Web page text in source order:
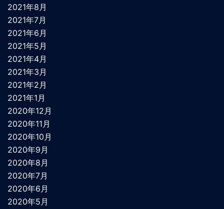
2021年8月
2021年7月
2021年6月
2021年5月
2021年4月
2021年3月
2021年2月
2021年1月
2020年12月
2020年11月
2020年10月
2020年9月
2020年8月
2020年7月
2020年6月
2020年5月